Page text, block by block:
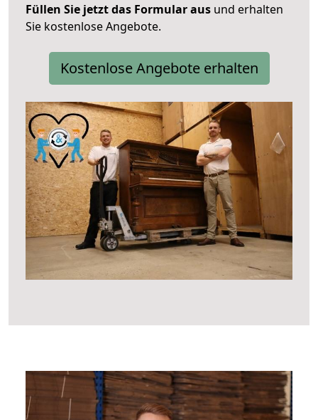
Füllen Sie jetzt das Formular aus und erhalten
Sie kostenlose Angebote.
Kostenlose Angebote erhalten